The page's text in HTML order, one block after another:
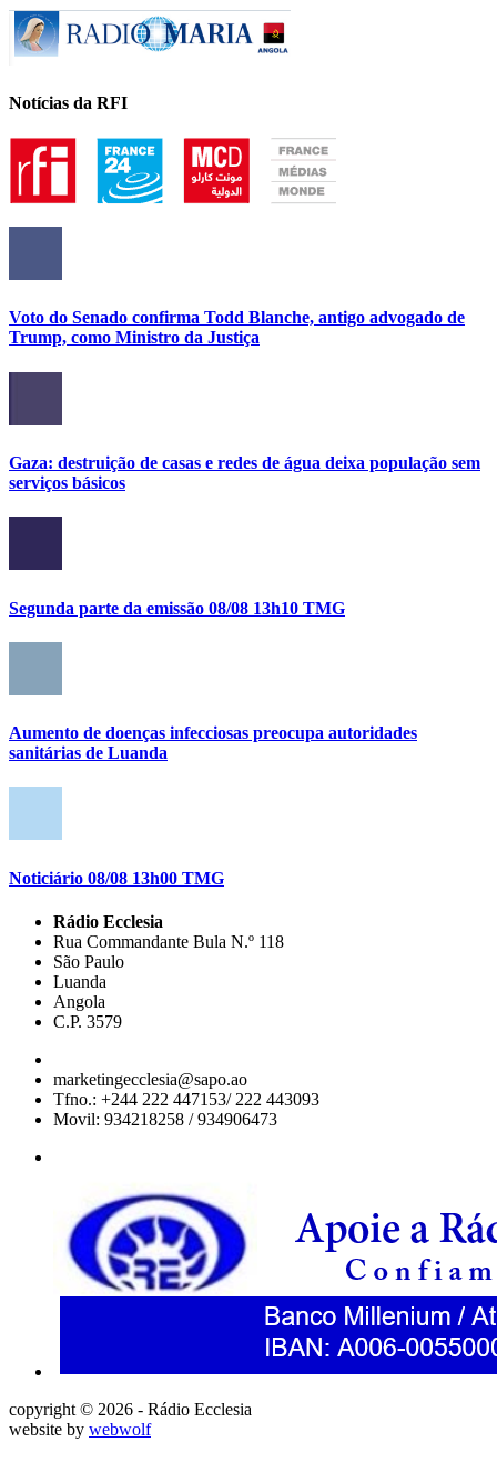
Notícias da RFI
Voto do Senado confirma Todd Blanche, antigo advogado de
Trump, como Ministro da Justiça
Gaza: destruição de casas e redes de água deixa população sem
serviços básicos
Segunda parte da emissão 08/08 13h10 TMG
Aumento de doenças infecciosas preocupa autoridades
sanitárias de Luanda
Noticiário 08/08 13h00 TMG
Rádio Ecclesia
Rua Commandante Bula N.º 118
São Paulo
Luanda
Angola
C.P. 3579
marketingecclesia@sapo.ao
Tfno.: +244 222 447153/ 222 443093
Movil: 934218258 / 934906473
copyright © 2026 - Rádio Ecclesia
website by webwolf